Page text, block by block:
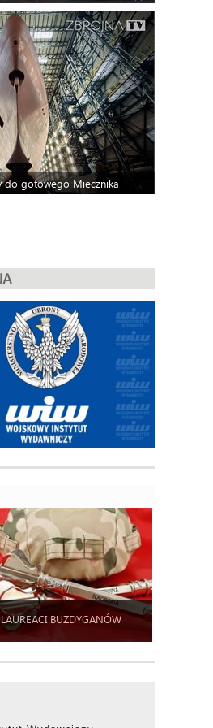
do gotowego Miecznika
LAUREACI BUZDYGANÓW